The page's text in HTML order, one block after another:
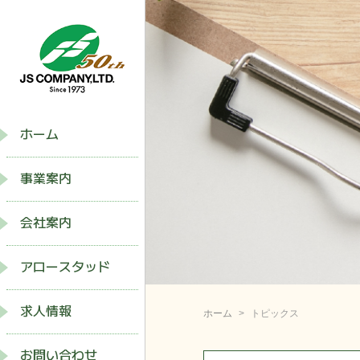
ホーム
事業案内
会社案内
アロースタッド
求人情報
お問い合わせ
ホーム トピックス